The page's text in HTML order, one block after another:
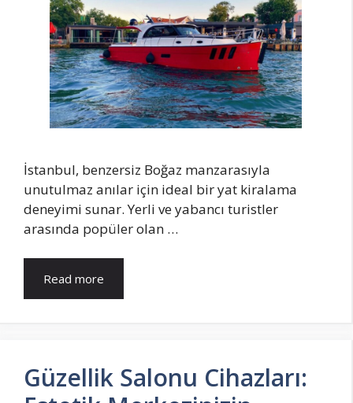
İstanbul, benzersiz Boğaz manzarasıyla
unutulmaz anılar için ideal bir yat kiralama
deneyimi sunar. Yerli ve yabancı turistler
arasında popüler olan …
Read more
Güzellik Salonu Cihazları: